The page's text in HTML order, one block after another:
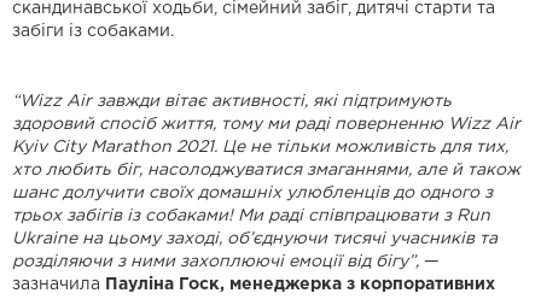
скандинавської ходьби, сімейний забіг, дитячі старти та
забіги із собаками.
“Wizz Air завжди вітає активності, які підтримують
здоровий спосіб життя, тому ми раді поверненню Wizz Air
Kyiv City Marathon 2021. Це не тільки можливість для тих,
хто любить біг, насолоджуватися змаганнями, але й також
шанс долучити своїх домашніх улюбленців до одного з
трьох забігів із собаками! Ми раді співпрацювати з Run
Ukraine на цьому заході, об’єднуючи тисячі учасників та
розділяючи з ними захоплюючі емоції від бігу”, —
зазначила
Пауліна Госк, менеджерка з корпоративних